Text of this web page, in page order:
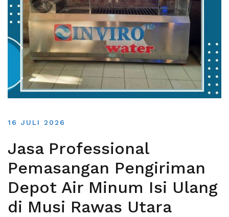
16 JULI 2026
Jasa Professional
Pemasangan Pengiriman
Depot Air Minum Isi Ulang
di Musi Rawas Utara